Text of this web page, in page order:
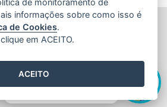
Olá! Sou a
como posso te ajudar hoje?
À PESQUISA E INOVAÇÃO DO
SANTO (FAPES)
380 - Vitória / ES
Tel.: 27 3636 1850
de monitoramento de
informações sobre como isso é
de Cookies.
em ACEITO.
ACEITO